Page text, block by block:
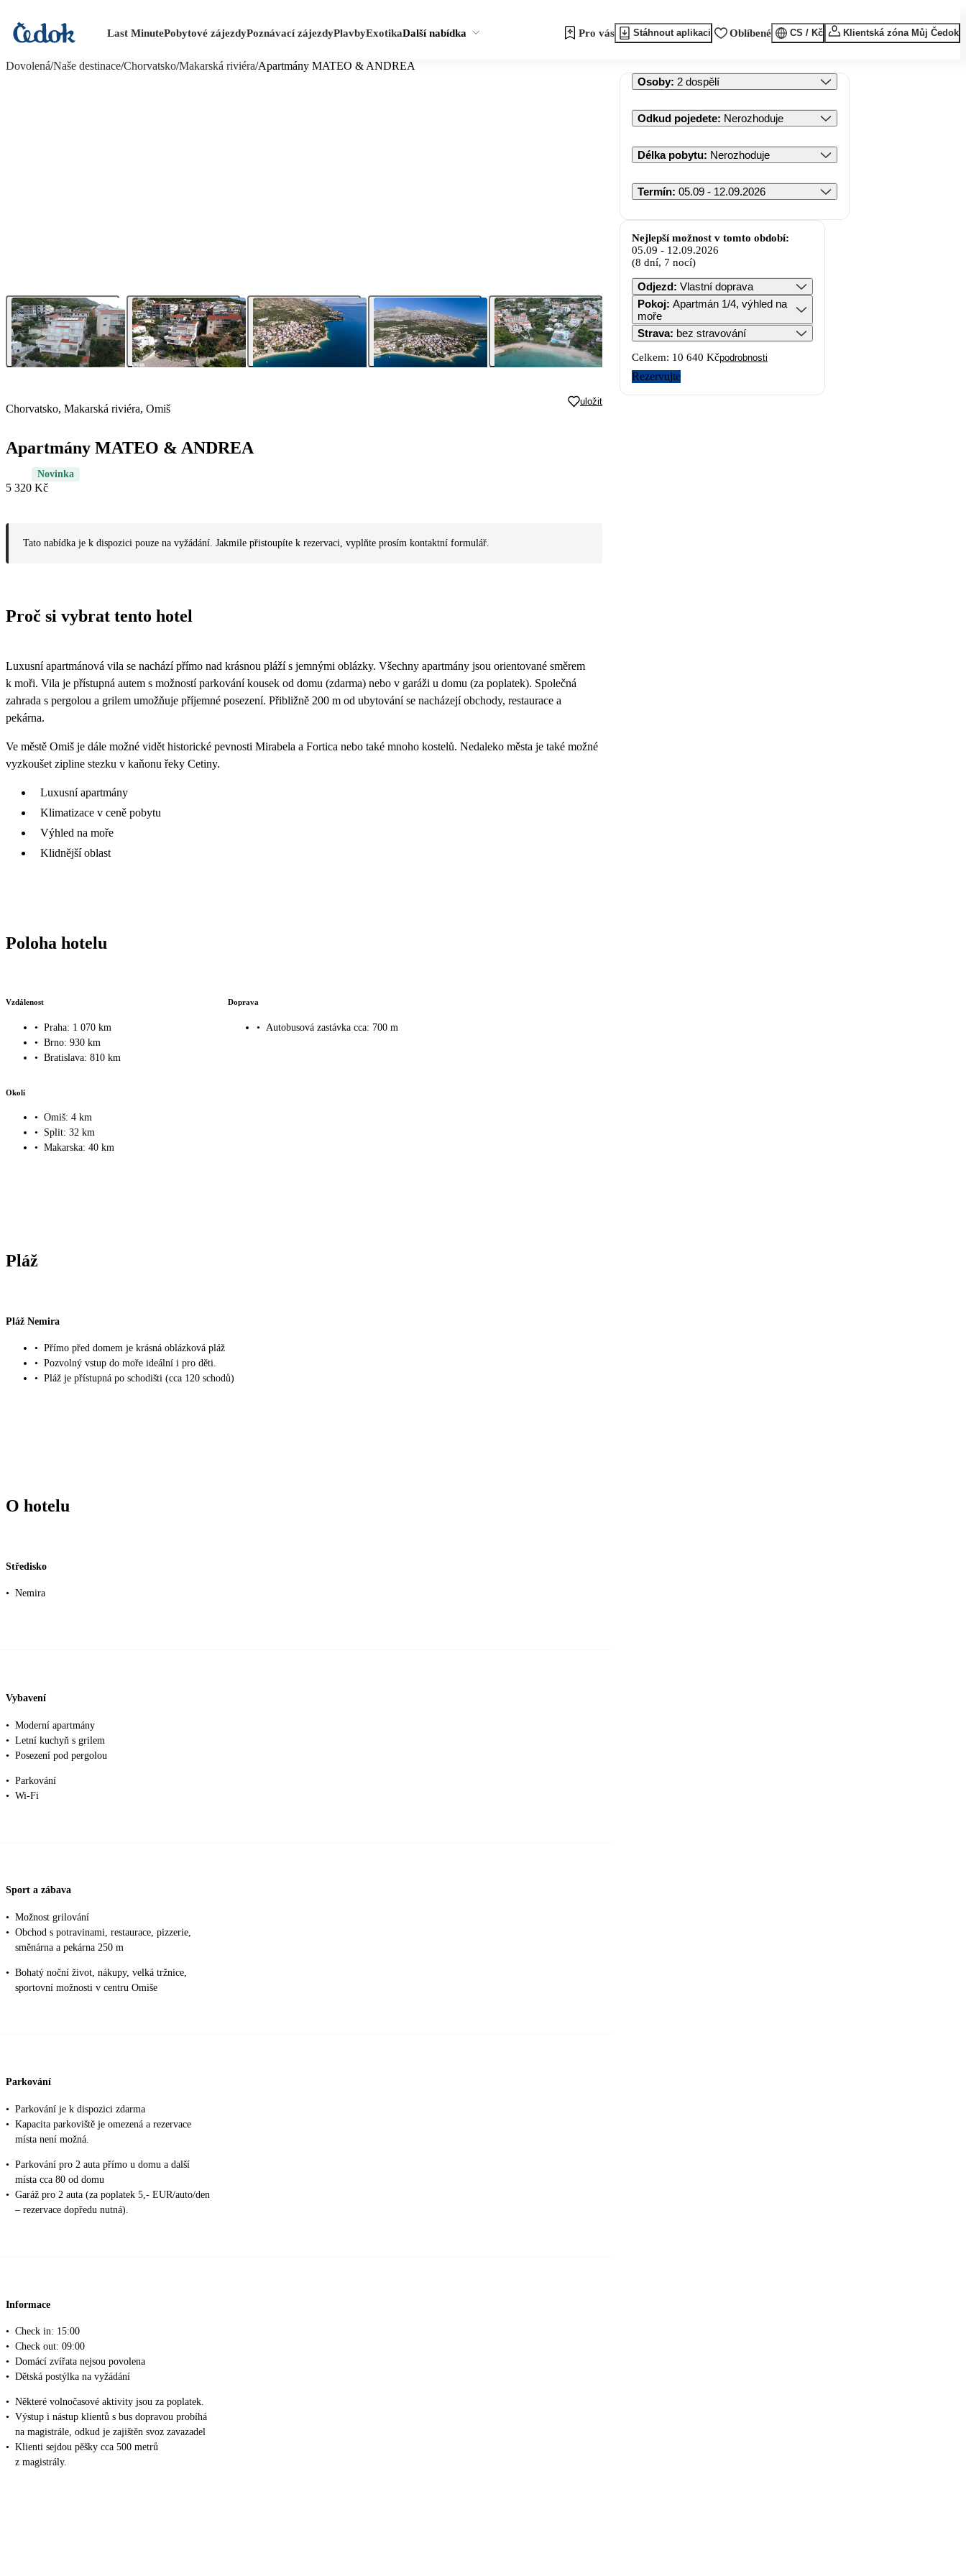
Last MinutePobytové zájezdyPoznávací zájezdyPlavbyExotikaDalší nabídka Pro vás Stáhnout aplikaci Oblíbené CS / Kč Klientská zóna Můj Čedok
Dovolená/Naše destinace/Chorvatsko/Makarská riviéra/Apartmány MATEO & ANDREA
Chorvatsko, Makarská riviéra, Omiš
uložit
Apartmány MATEO & ANDREA
Novinka
5 320 Kč
Tato nabídka je k dispozici pouze na vyžádání. Jakmile přistoupíte k rezervaci, vyplňte prosím kontaktní formulář.
Proč si vybrat tento hotel
Luxusní apartmánová vila se nachází přímo nad krásnou pláží s jemnými oblázky. Všechny apartmány jsou orientované směrem
k moři. Vila je přístupná autem s možností parkování kousek od domu (zdarma) nebo v garáži u domu (za poplatek). Společná
zahrada s pergolou a grilem umožňuje příjemné posezení. Přibližně 200 m od ubytování se nacházejí obchody, restaurace a
pekárna.
Ve městě Omiš je dále možné vidět historické pevnosti Mirabela a Fortica nebo také mnoho kostelů. Nedaleko města je také možné
vyzkoušet zipline stezku v kaňonu řeky Cetiny.
Luxusní apartmány
Klimatizace v ceně pobytu
Výhled na moře
Klidnější oblast
Poloha hotelu
Vzdálenost
• Praha: 1 070 km
• Brno: 930 km
• Bratislava: 810 km
Doprava
• Autobusová zastávka cca: 700 m
Okolí
• Omiš: 4 km
•
Split: 32 km
• Makarska: 40 km
Pláž
Pláž Nemira
• Přímo před domem je krásná oblázková pláž
• Pozvolný vstup do moře ideální i pro děti.
• Pláž je přístupná po schodišti (cca 120 schodů)
O hotelu
Středisko
• Nemira
Vybavení
• Moderní apartmány
• Letní kuchyň s grilem
• Posezení pod pergolou
• Parkování
• Wi-Fi
Sport a zábava
• Možnost grilování
• Obchod s potravinami, restaurace, pizzerie,
směnárna a pekárna 250 m
• Bohatý noční život, nákupy, velká tržnice,
sportovní možnosti v centru Omiše
Parkování
• Parkování je k dispozici zdarma
• Kapacita parkoviště je omezená a rezervace
místa není možná.
• Parkování pro 2 auta přímo u domu a další
místa cca 80 od domu
• Garáž pro 2 auta (za poplatek 5,- EUR/auto/den
– rezervace dopředu nutná).
Informace
• Check in: 15:00
• Check out: 09:00
• Domácí zvířata nejsou povolena
• Dětská postýlka na vyžádání
• Některé volnočasové aktivity jsou za poplatek.
• Výstup i nástup klientů s bus dopravou probíhá
na magistrále, odkud je zajištěn svoz zavazadel
• Klienti sejdou pěšky cca 500 metrů
z magistrály.
Osoby: 2 dospělí
Odkud pojedete: Nerozhoduje
Délka pobytu: Nerozhoduje
Termín: 05.09 - 12.09.2026
Nejlepší možnost v tomto období:
05.09 - 12.09.2026
(8 dní, 7 nocí)
Odjezd: Vlastní doprava
Pokoj: Apartmán 1/4, výhled na
moře
Strava: bez stravování
Celkem: 10 640 Kčpodrobnosti
Rezervujte